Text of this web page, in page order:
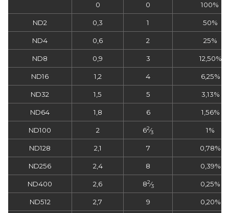
0 0 100%
ND2 0,3 1 50%
ND4 0,6 2 25%
ND8 0,9 3 12,50%
ND16 1,2 4 6,25%
ND32 1,5 5 3,13%
ND64 1,8 6 1,56%
ND100 2 62⁄3 1%
ND128 2,1 7 0,78%
ND256 2,4 8 0,39%
ND400 2,6 82⁄3 0,25%
ND512 2,7 9 0,20%